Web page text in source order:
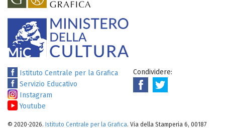
Istituto Centrale per la Grafica
Servizio Educativo
Instagram
Youtube
Condividere:
© 2020-2026. Istituto Centrale per la Grafica. Via della Stamperia 6, 00187